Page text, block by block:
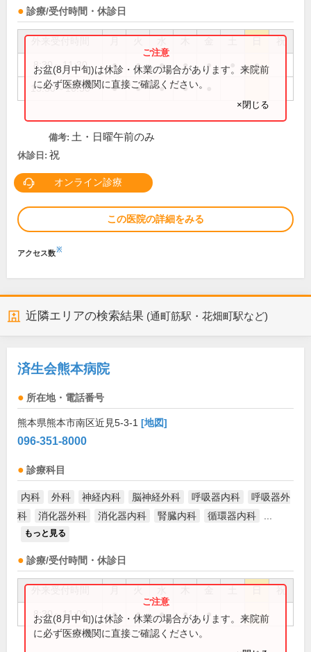
診療/受付時間・休診日
祝
8:30～11:30 ● ● ● ● ● ●
13:30～16:30 ● ● ● ●
お盆(8月中旬)は休診・休業の場合があります。来院前
に必ず医療機関に直接ご確認ください。
×閉じる
備考: 土・日曜午前のみ
休診日: 祝
オンライン診療
この医院の詳細をみる
アクセス数※
近隣エリアの検索結果 (通町筋駅・花畑町駅など)
済生会熊本病院
所在地・電話番号
熊本県熊本市南区近見5-3-1 [地図]
096-351-8000
診療科目
内科 外科 神経内科 脳神経外科 呼吸器内科
呼吸器外
科
消化器外科 消化器内科 腎臓内科 循環器内科
もっと見る
診療/受付時間・休診日
祝
8:30～11:00 ● ● ● ● ●
お盆(8月中旬)は休診・休業の場合があります。来院前
に必ず医療機関に直接ご確認ください。